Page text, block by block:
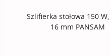
Szlifierka stołowa 150
16 mm PANSAM